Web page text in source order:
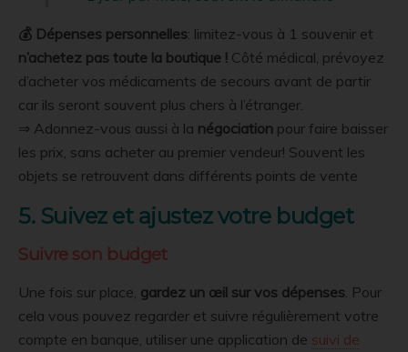
💰 Dépenses personnelles: limitez-vous à 1 souvenir et
n’achetez pas toute la boutique ! Côté médical, prévoyez
d’acheter vos médicaments de secours avant de partir
car ils seront souvent plus chers à l’étranger.
⇒ Adonnez-vous aussi à la négociation pour faire baisser
les prix, sans acheter au premier vendeur! Souvent les
objets se retrouvent dans différents points de vente
5. Suivez et ajustez votre budget
Suivre son budget
Une fois sur place, gardez un œil sur vos dépenses . Pour
cela vous pouvez regarder et suivre régulièrement votre
compte en banque, utiliser une application de suivi de